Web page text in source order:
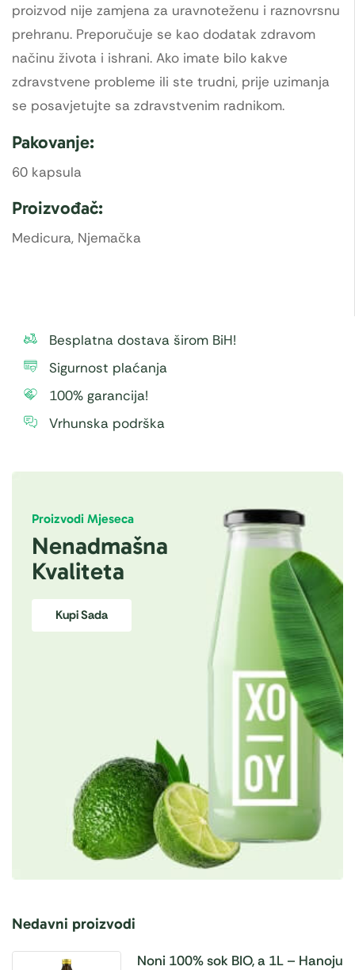
proizvod nije zamjena za uravnoteženu i raznovrsnu
prehranu. Preporučuje se kao dodatak zdravom
načinu života i ishrani. Ako imate bilo kakve
zdravstvene probleme ili ste trudni, prije uzimanja
se posavjetujte sa zdravstvenim radnikom.
Pakovanje:
60 kapsula
Proizvođač:
Medicura, Njemačka
Besplatna dostava širom BiH!
Sigurnost plaćanja
100% garancija!
Vrhunska podrška
Proizvodi Mjeseca
Nenadmašna
Kvaliteta
Kupi Sada
Nedavni proizvodi
Noni 100% sok BIO, a 1L – Hanoju